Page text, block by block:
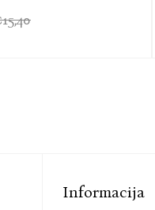
Informacija